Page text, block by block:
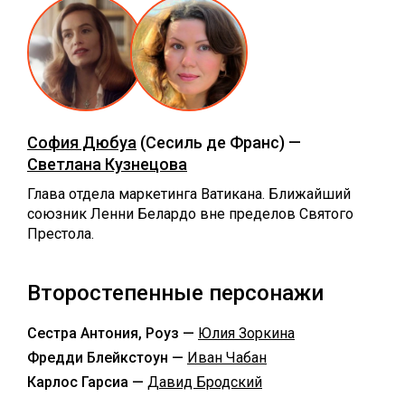
София Дюбуа (Сесиль де Франс) —
Светлана Кузнецова
Глава отдела маркетинга Ватикана. Ближайший
союзник Ленни Белардо вне пределов Святого
Престола.
Второстепенные персонажи
Сестра Антония, Роуз — Юлия Зоркина
Фредди Блейкстоун — Иван Чабан
Карлос Гарсиа — Давид Бродский